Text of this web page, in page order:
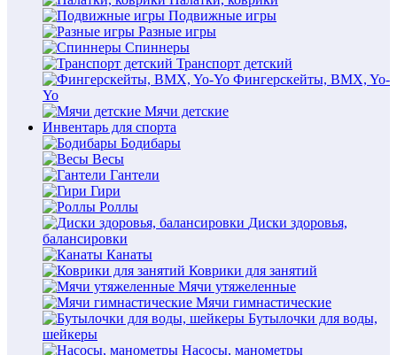
Подвижные игры
Разные игры
Спиннеры
Транспорт детский
Фингерскейты, BMX, Yo-
Yo
Мячи детские
Инвентарь для спорта
Бодибары
Весы
Гантели
Гири
Роллы
Диски здоровья,
балансировки
Канаты
Коврики для занятий
Мячи утяжеленные
Мячи гимнастические
Бутылочки для воды,
шейкеры
Насосы, манометры